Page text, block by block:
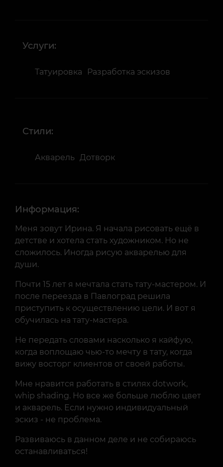
Услуги:
Татуировка Разработка эскизов
Стили:
Акварель Дотворк
Информация:
Меня зовут Ирина. Я начала рисовать ещё в
детстве и хотела стать художником. Но не
сложилось. Иногда рисую акварелью для
души.
Почти 15 лет я мечтала стать тату-мастером. И
после переезда в Павлоград решила
приступить к осуществлению цели. И вот я
обучилась на тату-мастера.
Не передать словами насколько я кайфую,
когда воплощаю чью-то мечту в тату, когда
вижу восторг клиентов от своей работы.
Мне нравится работать в стилях dotwork,
whip shading. Но все же больше люблю цвет
и акварель. Если нужно индивидуальный
эскиз - не проблема.
Развиваюсь в данном деле и не собираюсь
останавливаться!